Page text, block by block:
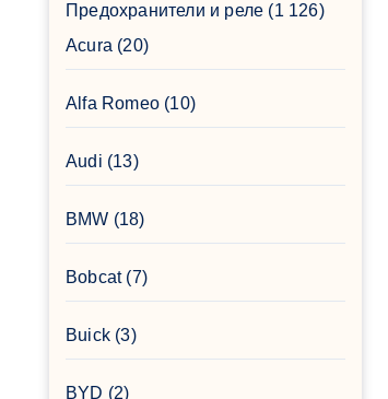
Предохранители и реле (1 126)
Acura (20)
Alfa Romeo (10)
Audi (13)
BMW (18)
Bobcat(7)
Buick (3)
BYD (2)